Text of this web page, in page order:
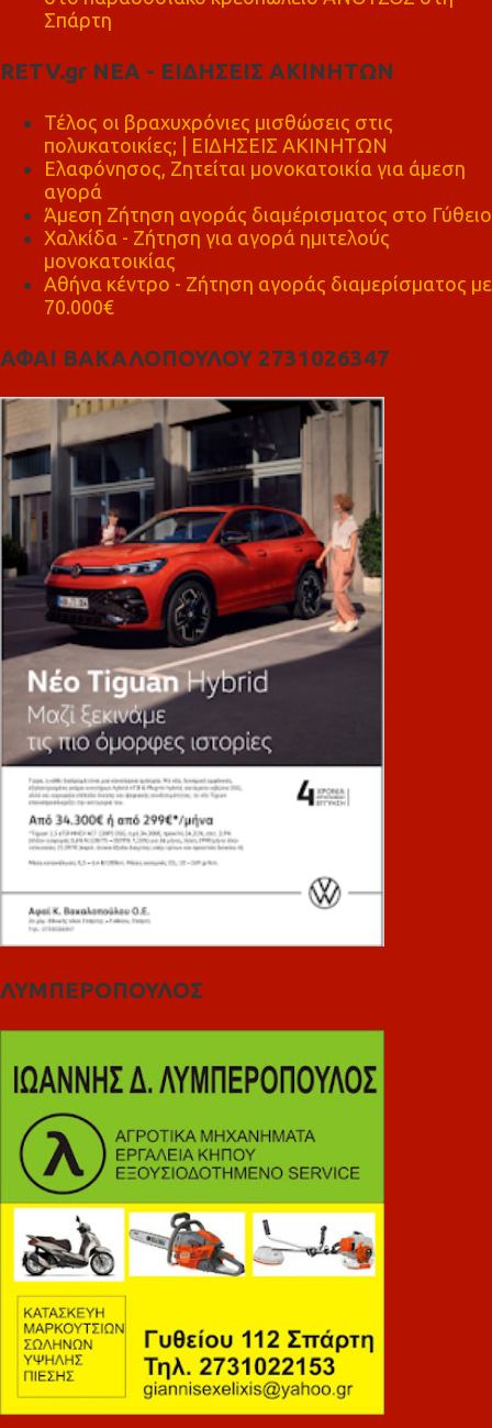
Σπάρτη
RETV.gr ΝΕΑ - ΕΙΔΗΣΕΙΣ ΑΚΙΝΗΤΩΝ
Τέλος οι βραχυχρόνιες μισθώσεις στις
πολυκατοικίες; | ΕΙΔΗΣΕΙΣ ΑΚΙΝΗΤΩΝ
Ελαφόνησος, Ζητείται μονοκατοικία για άμεση
αγορά
Άμεση Ζήτηση αγοράς διαμέρισματος στο Γύθειο
Χαλκίδα - Ζήτηση για αγορά ημιτελούς
μονοκατοικίας
Αθήνα κέντρο - Ζήτηση αγοράς διαμερίσματος με
70.000€
ΑΦΑΙ ΒΑΚΑΛΟΠΟΥΛΟΥ 2731026347
ΛΥΜΠΕΡΟΠΟΥΛΟΣ